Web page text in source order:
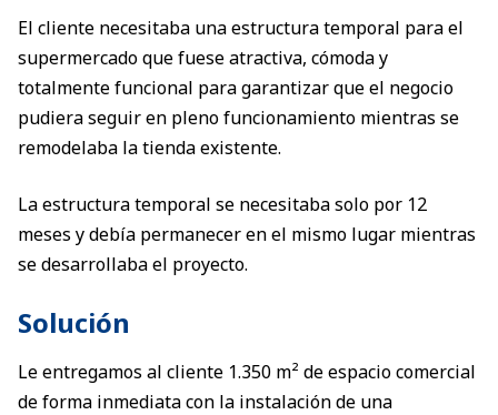
El cliente necesitaba una estructura temporal para el
supermercado que fuese atractiva, cómoda y
totalmente funcional para garantizar que el negocio
pudiera seguir en pleno funcionamiento mientras se
remodelaba la tienda existente.
La estructura temporal se necesitaba solo por 12
meses y debía permanecer en el mismo lugar mientras
se desarrollaba el proyecto.
Solución
Le entregamos al cliente 1.350 m² de espacio comercial
de forma inmediata con la instalación de una